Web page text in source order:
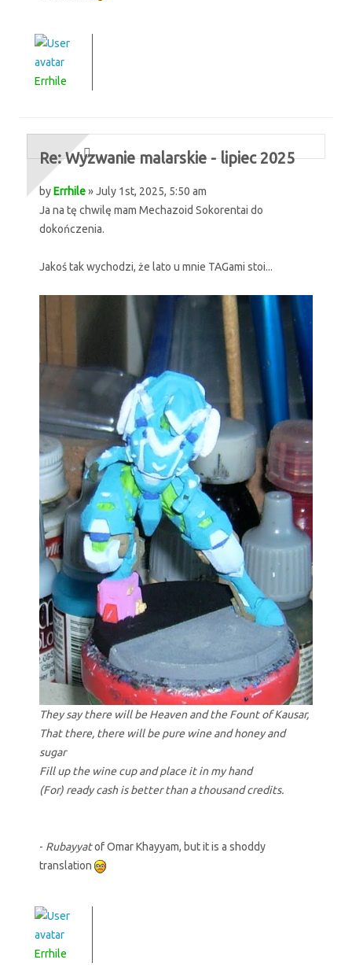
Errhile
Re: Wyzwanie malarskie - lipiec 2025
byErrhile» July 1st, 2025, 5:50 am
Ja na tę chwilę mam Mechazoid Sokorentai do
dokończenia.
Jakoś tak wychodzi, że lato u mnie TAGami stoi...
They say there will be Heaven and the Fount of Kausar,
That there, there will be pure wine and honey and
sugar
Fill up the wine cup and place it in my hand
(For) ready cash is better than a thousand credits.
- Rubayyatof Omar Khayyam, but it is a shoddy
translation
Errhile